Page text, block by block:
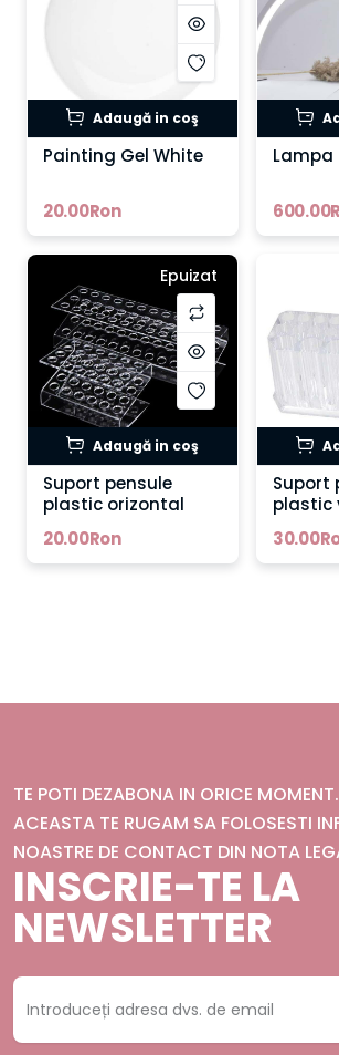
Adaugă in coş
Painting Gel White
20.00Ron
Lampa
Epuizat
Adaugă in coş
Suport pensule
plastic orizontal
20.00Ron
Suport
plastic
TE POTI DEZABONA IN ORICE
ACEASTA TE RUGAM SA FOLOSESTI
NOASTRE DE CONTACT DIN NOTA
INSCRIE-TE LA
NEWSLETTER